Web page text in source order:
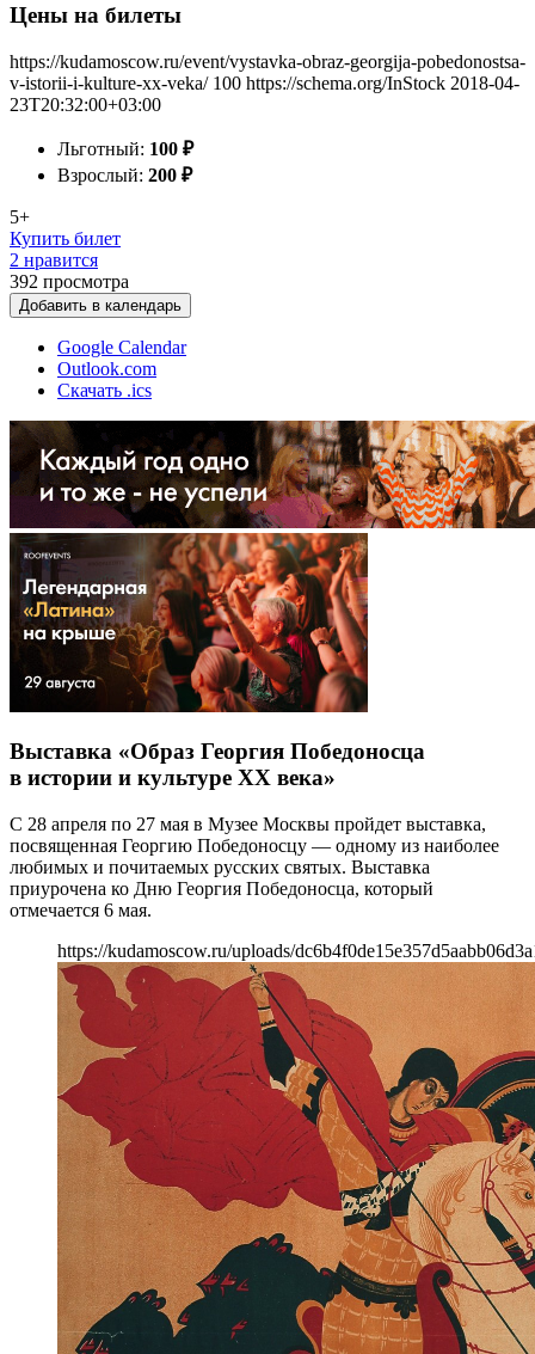
Цены на билеты
https://kudamoscow.ru/event/vystavka-obraz-georgija-pobedonostsa-
v-istorii-i-kulture-xx-veka/ 100 https://schema.org/InStock 2018-04-
23T20:32:00+03:00
Льготный: 100 ₽
Взрослый: 200 ₽
5+
Купить билет
2 нравится
392 просмотра
Добавить в календарь
Google Calendar
Outlook.com
Скачать .ics
Выставка «Образ Георгия Победоносца
в истории и культуре ХХ века»
С 28 апреля по 27 мая в Музее Москвы пройдет выставка,
посвященная Георгию Победоносцу — одному из наиболее
любимых и почитаемых русских святых. Выставка
приурочена ко Дню Георгия Победоносца, который
отмечается 6 мая.
https://kudamoscow.ru/uploads/